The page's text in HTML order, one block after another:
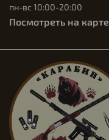
пн-вс 10:00-20:00
Посмотреть на карте